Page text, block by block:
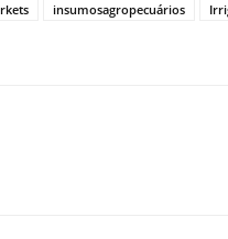
insumosagropecuários